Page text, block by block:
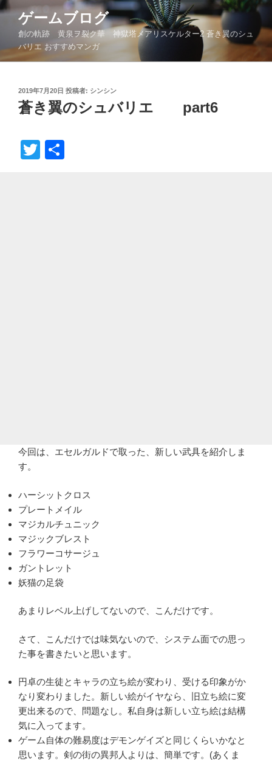
コ
ン
ツ
ゲームブログ
創の軌跡 黄泉ヲ裂ク華 神獄塔メアリスケルター2 蒼き翼のシュ
バリエ おすすめマンガ
投
稿
日:
2019年7月20日 投稿者: シンシン
蒼き翼のシュバリエ part6
T
今回は、エセルガルドで取った、新しい武具を紹介しま
す。
ハーシットクロス
プレートメイル
マジカルチュニック
マジックブレスト
フラワーコサージュ
ガントレット
妖猫の足袋
あまりレベル上げしてないので、こんだけです。
さて、こんだけでは味気ないので、システム面での思っ
た事を書きたいと思います。
円卓の生徒とキャラの立ち絵が変わり、受ける印象がか
なり変わりました。新しい絵がイヤなら、旧立ち絵に変
更出来るので、問題なし。私自身は新しい立ち絵は結構
気に入ってます。
ゲーム自体の難易度はデモンゲイズと同じくらいかなと
思います。剣の街の異邦人よりは、簡単です。(あくま